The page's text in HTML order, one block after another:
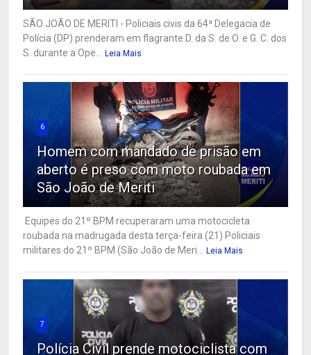
SÃO JOÃO DE MERITI - Policiais civis da 64ª Delegacia de
Polícia (DP) prenderam em flagrante D. da S. de O. e G. C. dos
S. durante a Ope... Leia Mais
6
Homem com mandado de prisão em
aberto é preso com moto roubada em
São João de Meriti
Equipes do 21º BPM recuperaram uma motocicleta
roubada na madrugada desta terça-feira (21) Policiais
militares do 21º BPM (São João de Meri... Leia Mais
7
Polícia Civil prende motociclista com